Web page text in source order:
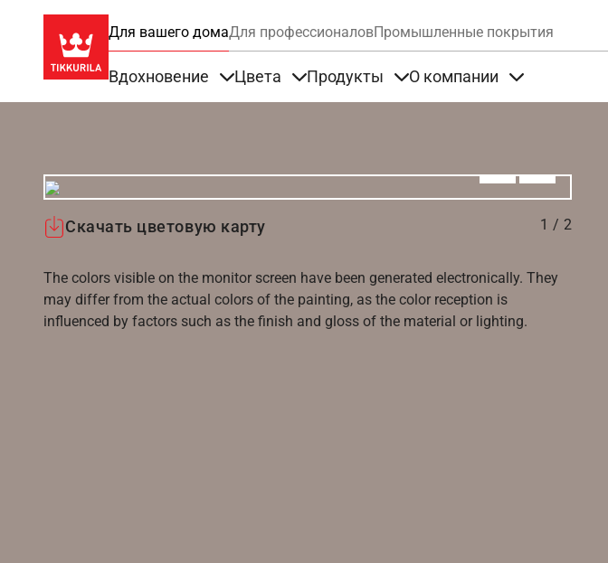
Для вашего домаДля профессионаловПромышленные покрытия
Вдохновение Цвета Продукты О компании
Скачать цветовую карту 1 / 2
The colors visible on the monitor screen have been generated electronically. They
may differ from the actual colors of the painting, as the color reception is
influenced by factors such as the finish and gloss of the material or lighting.